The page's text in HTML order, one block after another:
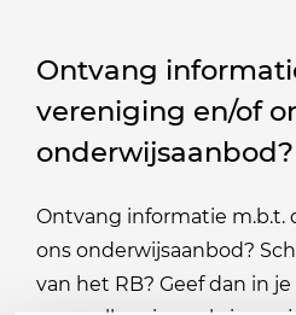
Ontvang
vereniging en/of
onderwijsaanbod?
Ontvang informatie m.b.t.
ons onderwijsaanbod?
van het RB? Geef dan in